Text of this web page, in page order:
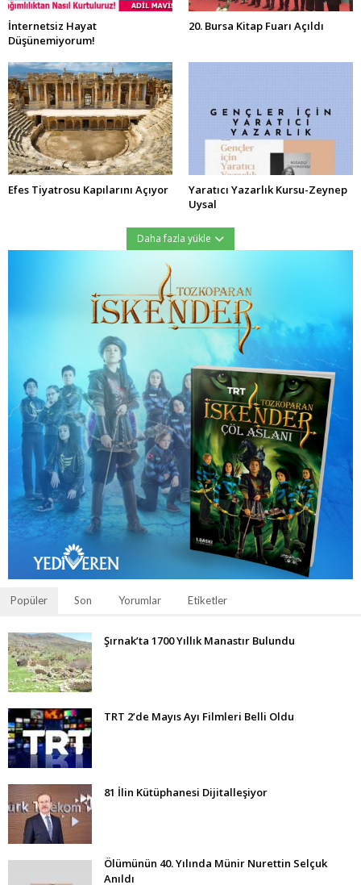
İnternetsiz Hayat
Düşünemiyorum!
20. Bursa Kitap Fuarı Açıldı
Efes Tiyatrosu Kapılarını Açıyor
Yaratıcı Yazarlık Kursu-Zeynep
Uysal
Daha fazla yükle
Popüler Son Yorumlar Etiketler
Şırnak’ta 1700 Yıllık Manastır Bulundu
TRT 2’de Mayıs Ayı Filmleri Belli Oldu
81 İlin Kütüphanesi Dijitalleşiyor
Ölümünün 40. Yılında Münir Nurettin Selçuk
Anıldı